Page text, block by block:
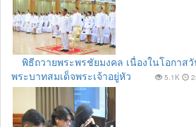
พิธีถวายพระพรชัยมงคล เนื่องในโอกาส
พระบาทสมเด็จพระเจ้าอยู่หัว
5.1K